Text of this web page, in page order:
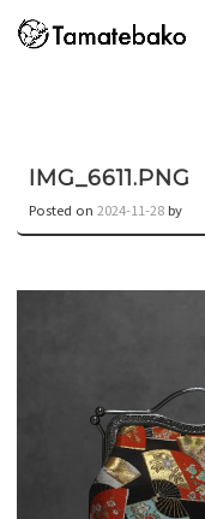
IMG_6611.PNG
Posted on 2024-11-28 by